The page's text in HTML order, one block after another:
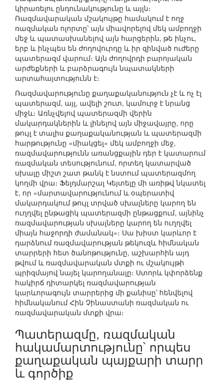
կիրառելու ընդունակությունը և այլն։
Ռազմավարական մշակույթը համակում է ողջ
ռազմական ոլորտը՝ այն միավորելով մեկ ամբողջի
մեջ և պատասխանելով այն հարցերին, թե ինչու,
երբ և ինչպես են ժողովուրդը և իր զինված ուժերը
պատերազմ վարում։ Այն ժողովրդի բարոյական
արժեքների և բարձրագույն նպատակների
արտահայտությունն է։
Ռազմավարությունը քաղաքականություն չէ և ոչ էլ
պատերազմ, այլ, ավելի շուտ, կամուրջ է նրանց
միջև։ Առնչվելով պատերազմի վերին
մակարդակներին և լինելով այն միջավայրը, որը
թույլ է տալիս քաղաքականության և պատերազմի
հարթությունը «միակցել» մեկ ամբողջի մեջ,
ռազմավարությունն առանցքային դեր է կատարում
ռազմական տեսությունում, որտեղ կատարված
սխալը միշտ շատ թանկ է նստում պատերազմող
կողմի վրա։ Ֆելդմարշալ Կեյտելը մի առիթվ նկատել
է, որ «մարտավարությունում և օպերատիվ
մակարդակում թույլ տրված սխալները կարող են
ուղղվել ընթացիկ պատերազմի ընթացքում, այնինչ
ռազմավարության սխալները կարող են ուղղվել
միայն հաջորդի ժամանակ»։ Սա խիստ կարևոր է
դարձնում ռազմավարության թեկուզև հիմնական
տարրերի հետ ծանոթությունը, աշխարհին այդ
թվում և ռազմավարական մտքի ու մշակույթի
պրիզմայով նայել կարողանալը։ Ստորև կփորձենք
հակիրճ դիտարկել ռազմավարության
կարևորագույն տարրերից մի քանիսը՝ հենվելով
հիմնականում Հին Չինաստանի ռազմական ու
ռազմավարական մտքի վրա։
Պատերազմը, ռազմական
հակամարտությունը՝ որպես
քաղաքական պայքարի տարր
և գործիք